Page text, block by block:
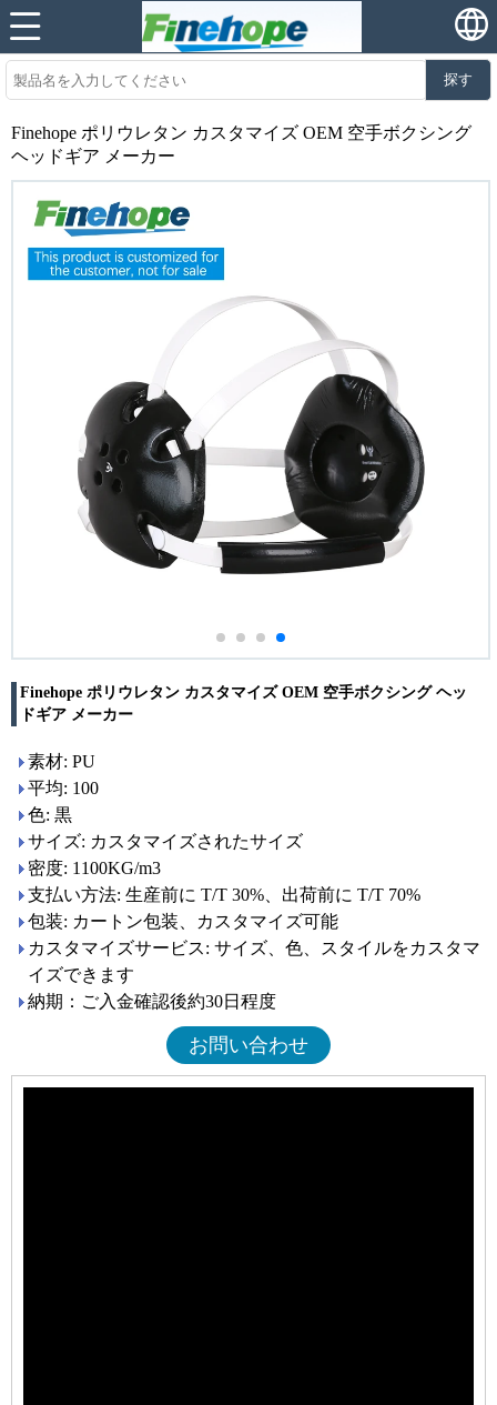
探す
Finehope ポリウレタン カスタマイズ OEM 空手ボクシング
ヘッドギア メーカー
Finehope ポリウレタン カスタマイズ OEM 空手ボクシング ヘッ
ドギア メーカー
素材: PU
平均: 100
色: 黒
サイズ: カスタマイズされたサイズ
密度: 1100KG/m3
支払い方法: 生産前に T/T 30%、出荷前に T/T 70%
包装: カートン包装、カスタマイズ可能
カスタマイズサービス: サイズ、色、スタイルをカスタマ
イズできます
納期：ご入金確認後約30日程度
お問い合わせ